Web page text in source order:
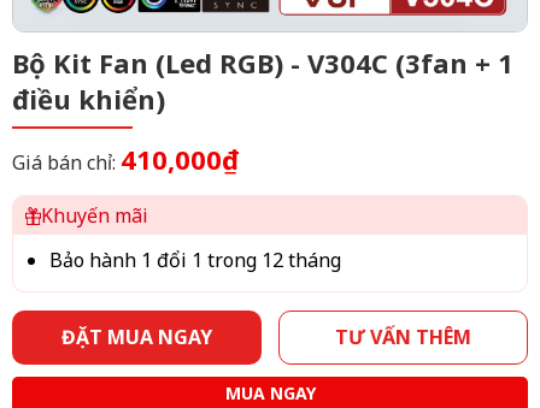
Bộ Kit Fan (Led RGB) - V304C (3fan + 1
điều khiển)
Giá bán chỉ: 410,000₫
Khuyến mãi
Bảo hành 1 đổi 1 trong 12 tháng
ĐẶT MUA NGAY TƯ VẤN THÊM
MUA NGAY